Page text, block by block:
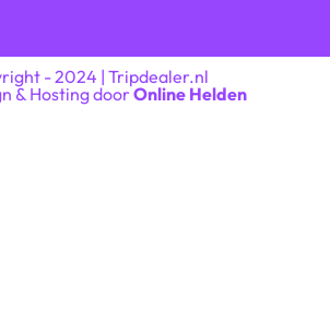
- 2024 | Tripdealer.nl
& Hosting doorOnline Helden